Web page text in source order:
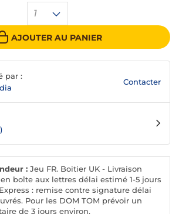
1
AJOUTER AU PANIER
par :
Contacter
: Jeu FR. Boitier UK - Livraison
boîte aux lettres délai estimé 1-5 jours
: remise contre signature délai
Pour les DOM TOM prévoir un
de 3 jours environ.